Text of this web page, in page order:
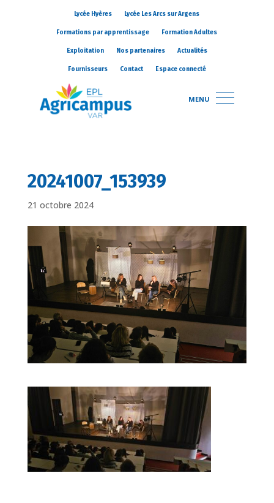
Lycée Hyères Lycée Les Arcs sur Argens
Formations par apprentissage Formation Adultes
Exploitation Nos partenaires Actualités
Fournisseurs Contact Espace connecté
MENU
20241007_153939
21 octobre 2024